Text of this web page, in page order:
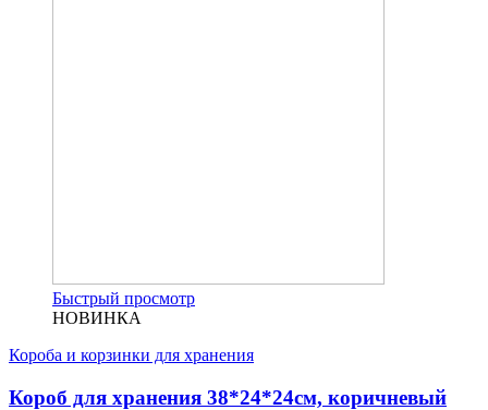
Быстрый просмотр
НОВИНКА
Короба и корзинки для хранения
Короб для хранения 38*24*24см, коричневый